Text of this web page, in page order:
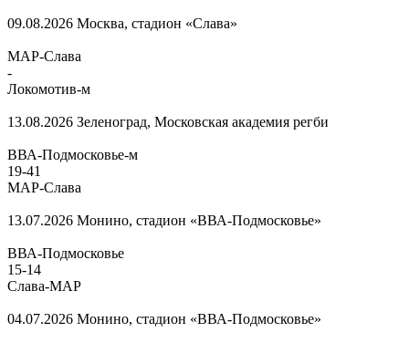
09.08.2026 Москва, стадион «Слава»
МАР-Слава
-
Локомотив-м
13.08.2026 Зеленоград, Московская академия регби
ВВА-Подмосковье-м
19-41
МАР-Слава
13.07.2026 Монино, стадион «ВВА-Подмосковье»
ВВА-Подмосковье
15-14
Слава-МАР
04.07.2026 Монино, стадион «ВВА-Подмосковье»